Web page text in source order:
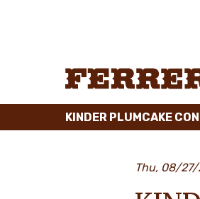
KINDER PLUMCAKE
Thu, 08/